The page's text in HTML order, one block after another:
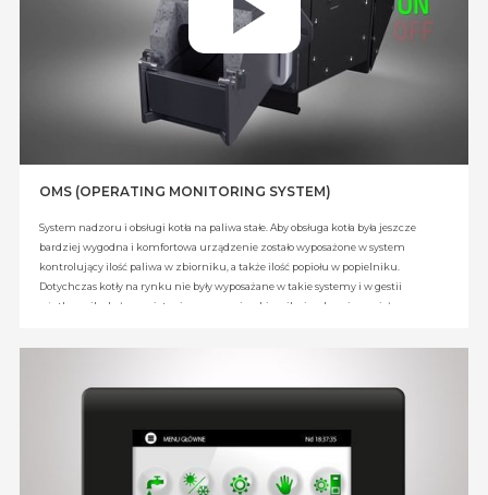
OMS (OPERATING MONITORING SYSTEM)
System nadzoru i obsługi kotła na paliwa stałe. Aby obsługa kotła była jeszcze
bardziej wygodna i komfortowa urządzenie zostało wyposażone w system
kontrolujący ilość paliwa w zbiorniku, a także ilość popiołu w popielniku.
Dotychczas kotły na rynku nie były wyposażane w takie systemy i w gestii
użytkownika było pamiętanie o zasypaniu zbiornika i wybraniu popiołu.